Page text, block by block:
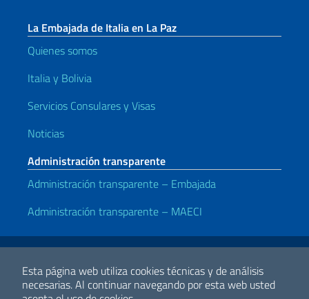
Esta página web utiliza cookies técnicas y de análisis
necesarias.Al continuar navegando por esta web usted
La Embajada de Italia en La Paz
Quienes somos
Italia y Bolivia
Servicios Consulares y Visas
Noticias
Administración transparente
Administración transparente – Embajada
Administración transparente – MAECI
Enlaces útiles